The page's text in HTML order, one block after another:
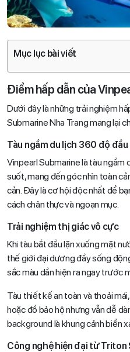
Mục lục bài viết
Điểm hấp dẫn của
Dưới đây là những trải nghiệm
Submarine Nha Trang mang lại
Tàu ngầm du lịch 360 độ
Vinpearl Submarine là tàu ngầm
suốt, mang đến góc nhìn toàn
cản. Đây là cơ hội độc nhất để
cách chân thực và ngoạn mục.
Trải nghiệm thị giác vô cực
Khi tàu bắt đầu lặn xuống mặt
thế giới đại dương đầy sống
sắc màu dần hiện ra ngay trước
Tàu thiết kế an toàn và thoải
hoặc đồ bảo hộ nhưng vẫn dễ
background là khung cảnh biển
Công nghệ hiện đại từ Triton